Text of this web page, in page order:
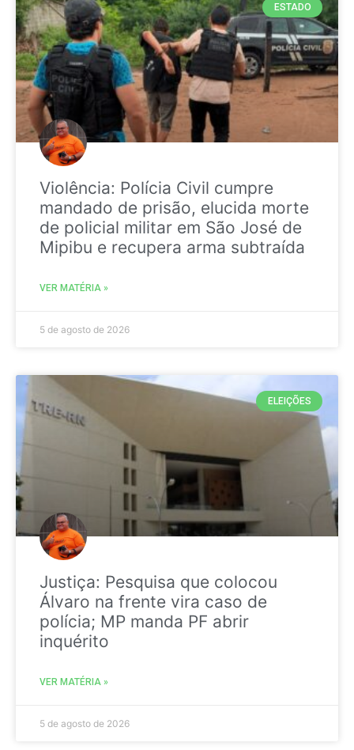
ESTADO
Violência: Polícia Civil cumpre
mandado de prisão, elucida morte
de policial militar em São José de
Mipibu e recupera arma subtraída
VER MATÉRIA »
5 de agosto de 2026
ELEIÇÕES
Justiça: Pesquisa que colocou
Álvaro na frente vira caso de
polícia; MP manda PF abrir
inquérito
VER MATÉRIA »
5 de agosto de 2026